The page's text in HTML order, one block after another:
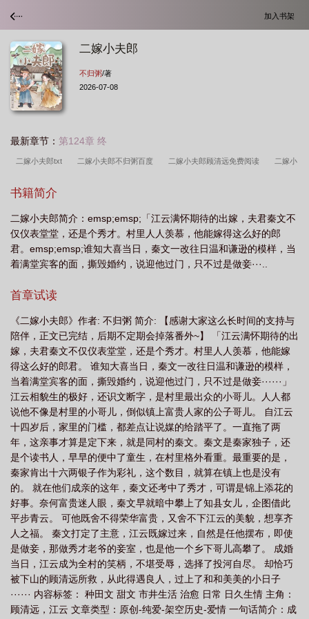
加入书架
二嫁小夫郎
不归粥/著
2026-07-08
最新章节： 第124章 终
二嫁小夫郎txt 二嫁小夫郎不归粥百度 二嫁小夫郎顾清远免费阅读 二嫁小
文 二嫁小夫郎作者不归粥
嫁夫人 二嫁小夫郎by不归粥百度 二嫁夫君 二嫁夫人完结 嫁二夫是什
么意思 二嫁古代 二嫁小夫郎 不归粥 二嫁全文阅读 二嫁小夫郎不归粥
TXT顾清远 二嫁夫人 再嫁小夫郎双洁吗 再嫁小夫郎2k 二嫁小夫郎 百
TXT资源 二嫁小夫郎江云结局故事
书籍简介
二嫁小夫郎简介：emsp;emsp;「江云满怀期待的出嫁，夫君秦文不
仅仪表堂堂，还是个秀才。村里人人羡慕，他能嫁得这么好的郎
君。emsp;emsp;谁知大喜当日，秦文一改往日温和谦逊的模样，当
着满堂宾客的面，撕毁婚约，说迎他过门，只不过是做妾···..
首章试读
《二嫁小夫郎》作者: 不归粥 简介: 【感谢大家这么长时间的支持与
陪伴，正文已完结，后期不定期会掉落番外~】 「江云满怀期待的出
嫁，夫君秦文不仅仪表堂堂，还是个秀才。村里人人羡慕，他能嫁
得这么好的郎君。 谁知大喜当日，秦文一改往日温和谦逊的模样，
当着满堂宾客的面，撕毁婚约，说迎他过门，只不过是做妾······」
江云相貌生的极好，还识文断字，是村里最出众的小哥儿。人人都
说他不像是村里的小哥儿，倒似镇上富贵人家的公子哥儿。 自江云
十四岁后，家里的门槛，都差点让说媒的给踏平了。一直拖了两
年，这亲事才算是定下来，就是同村的秦文。秦文是秦家独子，还
是个读书人，早早的便中了童生，在村里格外看重。最重要的是，
秦家肯出十六两银子作为彩礼，这个数目，就算在镇上也是没有
的。 就在他们成亲的这年，秦文还考中了秀才，可谓是锦上添花的
好事。奈何富贵迷人眼，秦文早就暗中攀上了知县女儿，企图借此
平步青云。 可他既舍不得荣华富贵，又舍不下江云的美貌，想享齐
人之福。 秦文打定了主意，江云既嫁过来，自然是任他摆布，即使
是做妾，那做秀才老爷的妾室，也是他一个乡下哥儿高攀了。 成婚
当日，江云成为全村的笑柄，不堪受辱，选择了投河自尽。 却恰巧
被下山的顾清远所救，从此得遇良人，过上了和和美美的小日子
······ 内容标签： 种田文 甜文 市井生活 治愈 日常 日久生情 主角：
顾清远，江云 文章类型：原创-纯爱-架空历史-爱情 一句话简介：成